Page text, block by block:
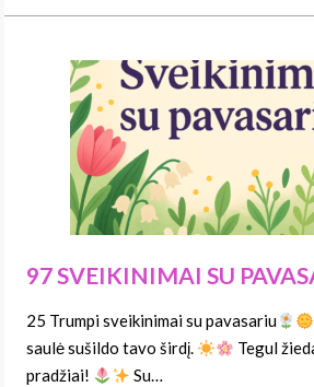
97 SVEIKINIMAI SU
25 Trumpi sveikinimai su pavasariu
saulė sušildo tavo širdį.
Tegul
pradžiai!
Su…